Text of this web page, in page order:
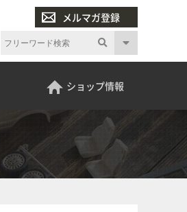
メルマガ登録
ショップ情報